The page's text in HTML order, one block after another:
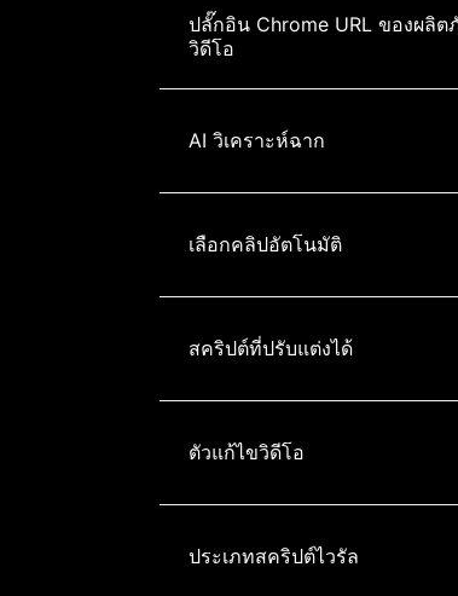
ปลั๊กอิน Chrome URL ของผลิ
วิดีโอ
AI วิเคราะห์ฉาก
เลือกคลิปอัตโนมัติ
สคริปต์ที่ปรับแต่งได้
ตัวแก้ไขวิดีโอ
ประเภทสคริปต์ไวรัล